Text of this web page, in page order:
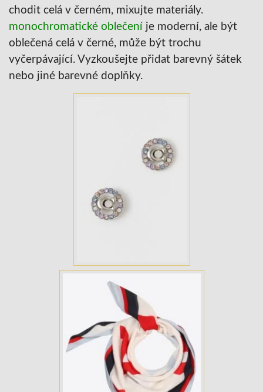
chodit celá v černém, mixujte materiály.
monochromatické oblečení je moderní, ale být
oblečená celá v černé, může být trochu
vyčerpávající. Vyzkoušejte přidat barevný šátek
nebo jiné barevné doplňky.